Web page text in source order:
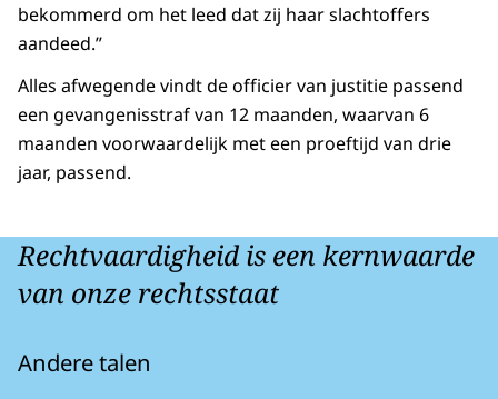
bekommerd om het leed dat zij haar slachtoffers
aandeed.”
Alles afwegende vindt de officier van justitie passend
een gevangenisstraf van 12 maanden, waarvan 6
maanden voorwaardelijk met een proeftijd van drie
jaar, passend.
Rechtvaardigheid is een kernwaarde
van onze rechtsstaat
Andere talen